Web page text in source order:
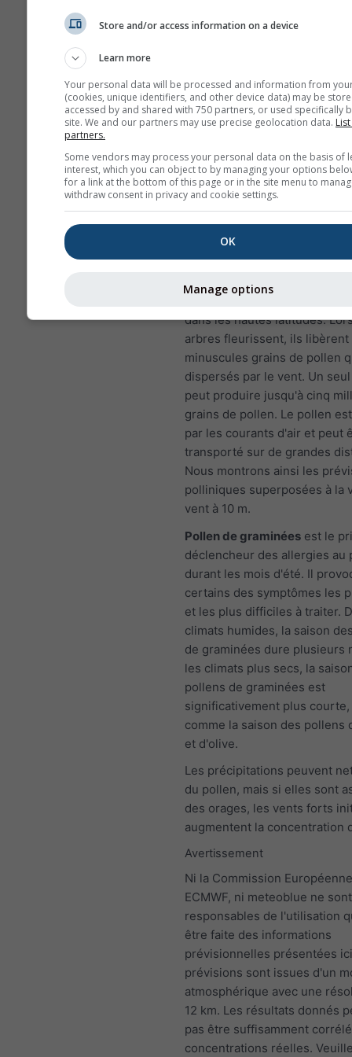
NO₂ enflamme la
pulmonaires
NO₂ provoque des
que respiration sifflante,
Pour l'Europe, le
pollution de l'air a un
pollen pour Marches.
Pollen de bouleauest l'un des
allergènes aéroportés les
au printemps, ou plus tard
dans les hautes latitudes.
arbres fleurissent, ils libèrent
minuscules grains de pollen
dispersés par le vent. Un
peut produire jusqu'à cinq
grains de pollen. Le pollen
par les courants d'air et peut
transporté sur de grandes
Nous montrons ainsi les
polliniques superposées à la
vent à 10 m.
Pollen de graminées est le
déclencheur des allergies au
durant les mois d'été. Il
certains des symptômes les
et les plus difficiles à traiter.
climats humides, la saison
de graminées dure plusieurs
les climats plus secs, la
pollens de graminées est
significativement plus
comme la saison des pollens
et d'olive.
Les précipitations peuvent
du pollen, mais si elles sont
des orages, les vents forts
augmentent la concentration
Avertissement
Ni la Commission
ECMWF, ni meteoblue ne sont
responsables de l'utilisation
être faite des informations
prévisionnelles présentées
prévisions sont issues d'un
atmosphérique avec une
12 km. Les résultats donnés
pas être suffisamment
concentrations réelles.
Store and/or access information on a device
Learn more
Your personal data will be processed and information from
(cookies, unique identifiers, and other device data) may be
accessed by and shared with 750 partners, or used specifically
site. We and our partners may use precise geolocation data.
partners.
Some vendors may process your personal data on the basis of
interest, which you can object to by managing your options
for a link at the bottom of this page or in the site menu to
withdraw consent in privacy and cookie settings.
OK
Manage options